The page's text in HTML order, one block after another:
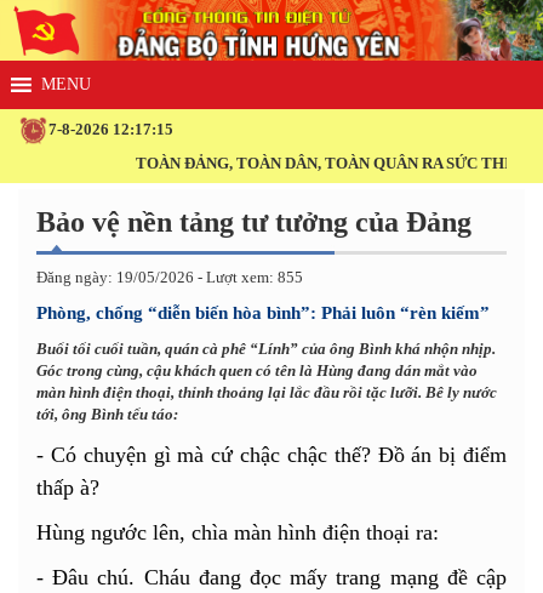
7-8-2026 12:17:15
TOÀN ĐẢNG, TOÀN DÂN, TOÀN QUÂN RA SỨC THI ĐUA
Bảo vệ nền tảng tư tưởng của Đảng
Đăng ngày: 19/05/2026 - Lượt xem: 855
Phòng, chống “diễn biến hòa bình”: Phải luôn “rèn kiếm”
Buổi tối cuối tuần, quán cà phê “Lính” của ông Bình khá nhộn nhịp.
Góc trong cùng, cậu khách quen có tên là Hùng đang dán mắt vào
màn hình điện thoại, thỉnh thoảng lại lắc đầu rồi tặc lưỡi. Bê ly nước
tới, ông Bình tếu táo:
- Có chuyện gì mà cứ chậc chậc thế? Đồ án bị điểm
thấp à?
Hùng ngước lên, chìa màn hình điện thoại ra:
- Đâu chú. Cháu đang đọc mấy trang mạng đề cập